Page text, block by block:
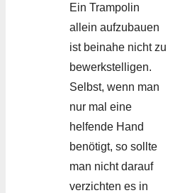
Ein Trampolin
allein aufzubauen
ist beinahe nicht zu
bewerkstelligen.
Selbst, wenn man
nur mal eine
helfende Hand
benötigt, so sollte
man nicht darauf
verzichten es in